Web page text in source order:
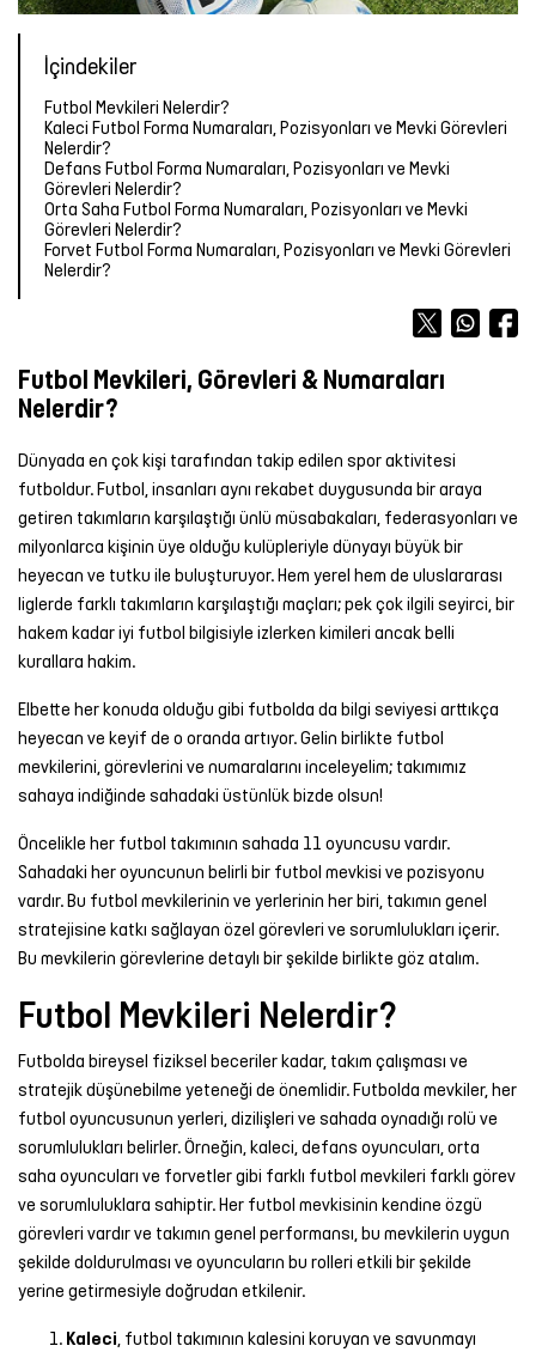
Forma
Şort
Yüzme
Yelek
ÜRÜNLER
TÜM
Aksesuarları
TÜM
Atlet
Mont &
Yelek
Sütyeni
Elbise
TÜM
Terlik
TÜM
Tişört
Şortu
ÜRÜNLER
İçindekiler
Futbol Mevkileri Nelerdir?
Kaleci Futbol Forma Numaraları, Pozisyonları ve Mevki Görevleri
Nelerdir?
Defans Futbol Forma Numaraları, Pozisyonları ve Mevki
Görevleri Nelerdir?
Orta Saha Futbol Forma Numaraları, Pozisyonları ve Mevki
Görevleri Nelerdir?
Forvet Futbol Forma Numaraları, Pozisyonları ve Mevki Görevleri
Nelerdir?
Futbol Mevkileri, Görevleri & Numaraları
Nelerdir?
Dünyada en çok kişi tarafından takip edilen spor aktivitesi
futboldur. Futbol, insanları aynı rekabet duygusunda bir araya
getiren takımların karşılaştığı ünlü müsabakaları, federasyonları ve
milyonlarca kişinin üye olduğu kulüpleriyle dünyayı büyük bir
heyecan ve tutku ile buluşturuyor. Hem yerel hem de uluslararası
liglerde farklı takımların karşılaştığı maçları; pek çok ilgili seyirci, bir
hakem kadar iyi futbol bilgisiyle izlerken kimileri ancak belli
kurallara hakim.
Elbette her konuda olduğu gibi futbolda da bilgi seviyesi arttıkça
heyecan ve keyif de o oranda artıyor. Gelin birlikte futbol
mevkilerini, görevlerini ve numaralarını inceleyelim; takımımız
sahaya indiğinde sahadaki üstünlük bizde olsun!
Öncelikle her futbol takımının sahada 11 oyuncusu vardır.
Sahadaki her oyuncunun belirli bir futbol mevkisi ve pozisyonu
vardır. Bu futbol mevkilerinin ve yerlerinin her biri, takımın genel
stratejisine katkı sağlayan özel görevleri ve sorumlulukları içerir.
Bu mevkilerin görevlerine detaylı bir şekilde birlikte göz atalım.
Futbol Mevkileri Nelerdir?
Futbolda bireysel fiziksel beceriler kadar, takım çalışması ve
stratejik düşünebilme yeteneği de önemlidir. Futbolda mevkiler, her
futbol oyuncusunun yerleri, dizilişleri ve sahada oynadığı rolü ve
sorumlulukları belirler. Örneğin, kaleci, defans oyuncuları, orta
saha oyuncuları ve forvetler gibi farklı futbol mevkileri farklı görev
ve sorumluluklara sahiptir. Her futbol mevkisinin kendine özgü
görevleri vardır ve takımın genel performansı, bu mevkilerin uygun
şekilde doldurulması ve oyuncuların bu rolleri etkili bir şekilde
yerine getirmesiyle doğrudan etkilenir.
Kaleci , futbol takımının kalesini koruyan ve savunmayı